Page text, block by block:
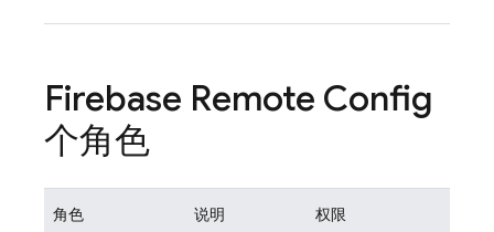
Firebase Remote Config
个角色
角色 说明 权限